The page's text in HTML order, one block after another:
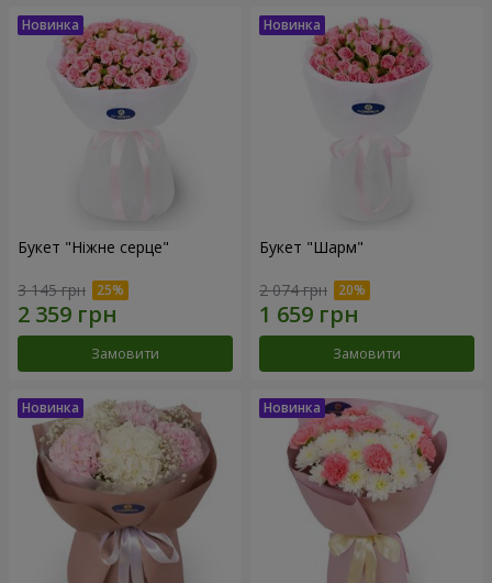
Букет "Ніжне серце"
3 145 грн
Замовити
Букет "Шарм"
2 074 грн
Замовити